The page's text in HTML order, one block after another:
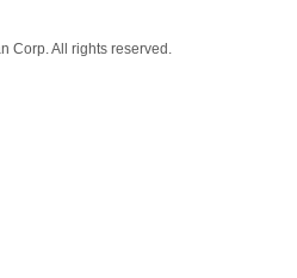
Corp. All rights reserved.